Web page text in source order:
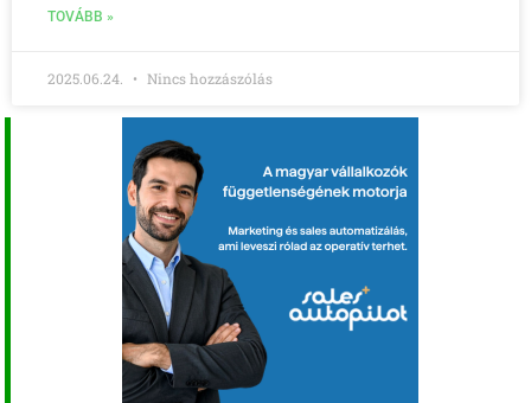
TOVÁBB »
2025.06.24. Nincs hozzászólás